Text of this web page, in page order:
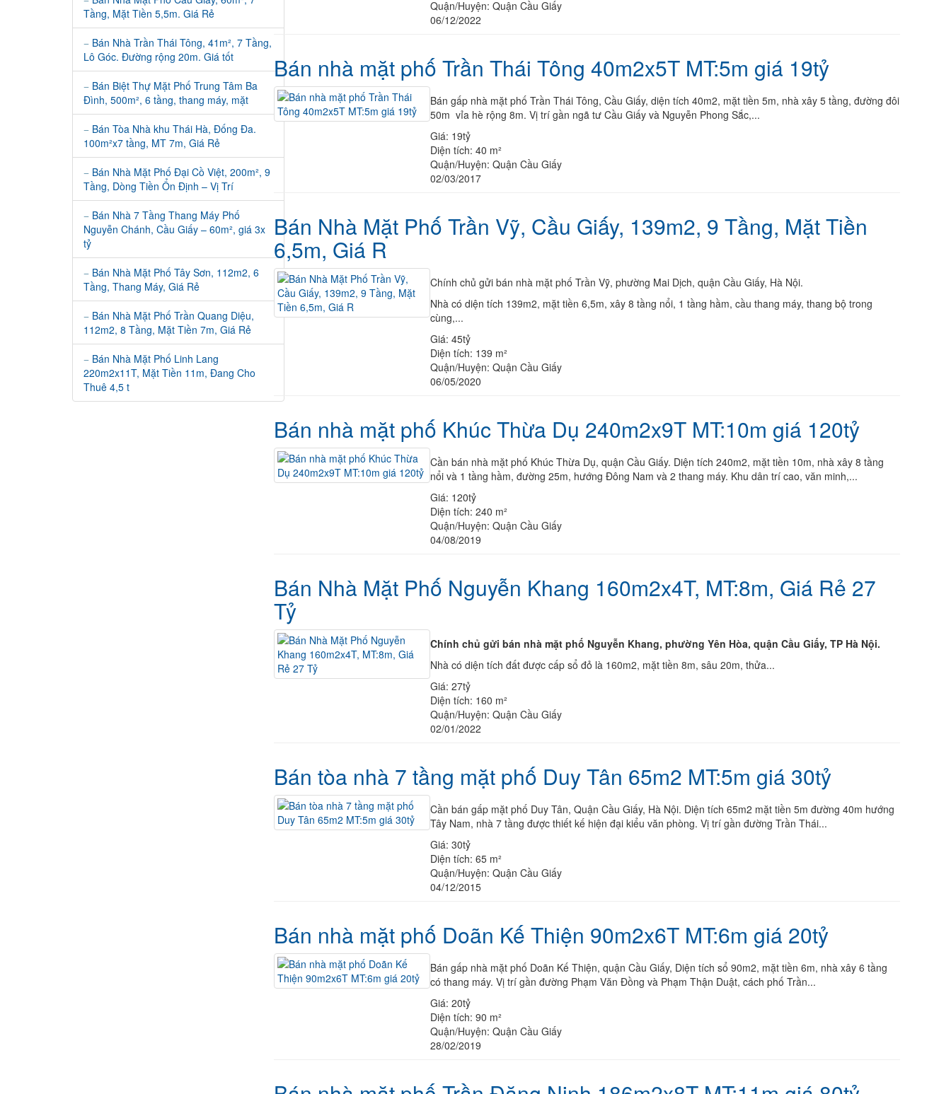
Tầng, Mặt Tiền 5,5m. Giá Rẻ
Bán Nhà Trần Thái Tông, 41m², 7 Tầng,
Lô Góc. Đường rộng 20m. Giá tốt
Bán Biệt Thự Mặt Phố Trung Tâm Ba
Đình, 500m², 6 tầng, thang máy, mặt
Bán Tòa Nhà khu Thái Hà, Đống Đa.
100m²x7 tầng, MT 7m, Giá Rẻ
Bán Nhà Mặt Phố Đại Cồ Việt, 200m², 9
Tầng, Dòng Tiền Ổn Định – Vị Trí
Bán Nhà 7 Tầng Thang Máy Phố
Nguyễn Chánh, Cầu Giấy – 60m², giá 3x
tỷ
Bán Nhà Mặt Phố Tây Sơn, 112m2, 6
Tầng, Thang Máy, Giá Rẻ
Bán Nhà Mặt Phố Trần Quang Diệu,
112m2, 8 Tầng, Mặt Tiền 7m, Giá Rẻ
Bán Nhà Mặt Phố Linh Lang
220m2x11T, Mặt Tiền 11m, Đang Cho
Thuê 4,5 t
Quận/Huyện:Quận Cầu Giấy
06/12/2022
Bán nhà mặt phố Trần Thái Tông 40m2x5T MT:5m giá 19tỷ
Bán gấp nhà mặt phố Trần Thái Tông, Cầu Giấy, diện tích 40m2, mặt tiền 5m, nhà xây 5 tầng, đường đôi
50m vỉa hè rộng 8m. Vị trí gần ngã tư Cầu Giấy và Nguyễn Phong Sắc,...
Giá: 19tỷ
Diện tích:40 m²
Quận/Huyện:Quận Cầu Giấy
02/03/2017
Bán Nhà Mặt Phố Trần Vỹ, Cầu Giấy, 139m2, 9 Tầng, Mặt Tiền
6,5m, Giá R
Chính chủ gửi bán nhà mặt phố Trần Vỹ, phường Mai Dịch, quận Cầu Giấy, Hà Nội.
Nhà có diện tích 139m2, mặt tiền 6,5m, xây 8 tầng nổi, 1 tầng hầm, cầu thang máy, thang bộ trong
cùng,...
Giá:45tỷ
Diện tích: 139 m²
Quận/Huyện:Quận Cầu Giấy
06/05/2020
Bán nhà mặt phố Khúc Thừa Dụ 240m2x9T MT:10m giá 120tỷ
Cần bán nhà mặt phố Khúc Thừa Dụ, quận Cầu Giấy. Diện tích 240m2, mặt tiền 10m, nhà xây 8 tầng
nổi và 1 tầng hầm, đường 25m, hướng Đông Nam và 2 thang máy. Khu dân trí cao, văn minh,...
Giá: 120tỷ
Diện tích:240 m²
Quận/Huyện:Quận Cầu Giấy
04/08/2019
Bán Nhà Mặt Phố Nguyễn Khang 160m2x4T, MT:8m, Giá Rẻ 27
Tỷ
Chính chủ gửi bán nhà mặt phố Nguyễn Khang, phường Yên Hòa, quận Cầu Giấy, TP Hà Nội.
Nhà có diện tích đất được cấp sổ đỏ là 160m2, mặt tiền 8m, sâu 20m, thửa...
Giá:27tỷ
Diện tích: 160 m²
Quận/Huyện:Quận Cầu Giấy
02/01/2022
Bán tòa nhà 7 tầng mặt phố Duy Tân 65m2 MT:5m giá 30tỷ
Cần bán gấp mặt phố Duy Tân, Quận Cầu Giấy, Hà Nội. Diện tích 65m2 mặt tiền 5m đường 40m hướng
Tây Nam, nhà 7 tầng được thiết kế hiện đại kiểu văn phòng. Vị trí gần đường Trần Thái...
Giá:30tỷ
Diện tích:65 m²
Quận/Huyện:Quận Cầu Giấy
04/12/2015
Bán nhà mặt phố Doãn Kế Thiện 90m2x6T MT:6m giá 20tỷ
Bán gấp nhà mặt phố Doãn Kế Thiện, quận Cầu Giấy, Diện tích sổ 90m2, mặt tiền 6m, nhà xây 6 tầng
có thang máy. Vị trí gần đường Phạm Văn Đồng và Phạm Thận Duật, cách phố Trần...
Giá:20tỷ
Diện tích:90 m²
Quận/Huyện:Quận Cầu Giấy
28/02/2019